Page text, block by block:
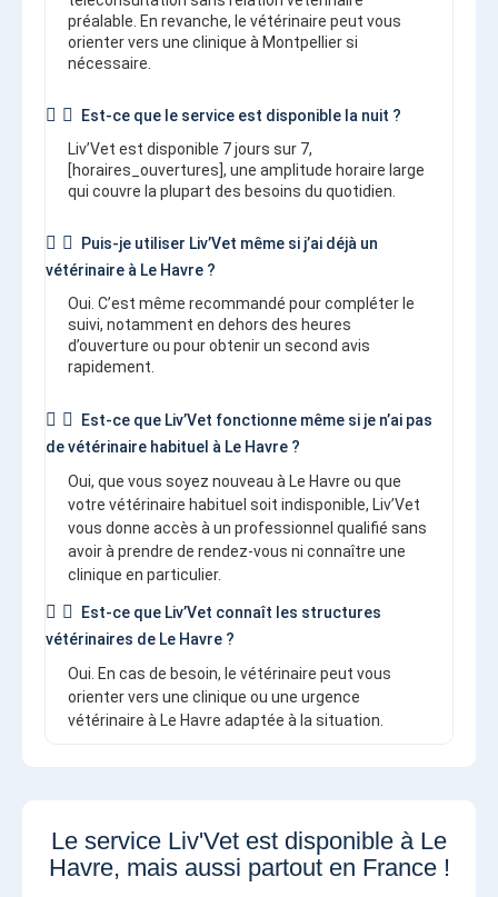
préalable. En revanche, le vétérinaire peut vous
orienter vers une clinique à Montpellier si
nécessaire.
Est-ce que le service est disponible la nuit ?
Liv’Vet est disponible 7 jours sur 7,
[horaires_ouvertures], une amplitude horaire large
qui couvre la plupart des besoins du quotidien.
Puis-je utiliser Liv’Vet même si j’ai déjà un
vétérinaire à Le Havre ?
Oui. C’est même recommandé pour compléter le
suivi, notamment en dehors des heures
d’ouverture ou pour obtenir un second avis
rapidement.
Est-ce que Liv’Vet fonctionne même si je n’ai pas
de vétérinaire habituel à Le Havre ?
Oui, que vous soyez nouveau à Le Havre ou que
votre vétérinaire habituel soit indisponible, Liv’Vet
vous donne accès à un professionnel qualifié sans
avoir à prendre de rendez-vous ni connaître une
clinique en particulier.
Est-ce que Liv’Vet connaît les structures
vétérinaires de Le Havre ?
Oui. En cas de besoin, le vétérinaire peut vous
orienter vers une clinique ou une urgence
vétérinaire à Le Havre adaptée à la situation.
Le service Liv'Vet est disponible à Le
Havre, mais aussi partout en France !